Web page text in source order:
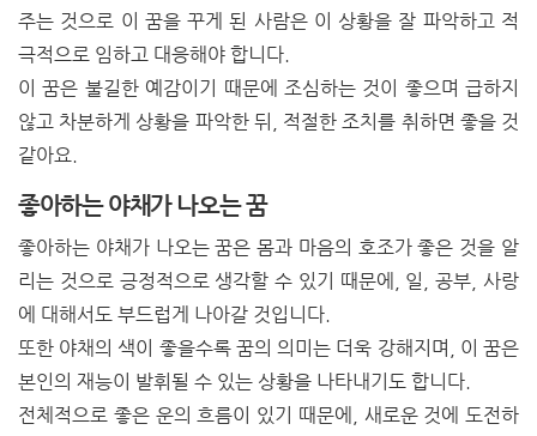
주는 것으로 이 꿈을 꾸게 된 사람은 이 상황을 잘 파악하고 적
극적으로 임하고 대응해야 합니다.
이 꿈은 불길한 예감이기 때문에 조심하는 것이 좋으며 급하지
않고 차분하게 상황을 파악한 뒤, 적절한 조치를 취하면 좋을 것
같아요.
좋아하는 야채가 나오는 꿈
좋아하는 야채가 나오는 꿈은 몸과 마음의 호조가 좋은 것을 알
리는 것으로 긍정적으로 생각할 수 있기 때문에, 일, 공부, 사랑
에 대해서도 부드럽게 나아갈 것입니다.
또한 야채의 색이 좋을수록 꿈의 의미는 더욱 강해지며, 이 꿈은
본인의 재능이 발휘될 수 있는 상황을 나타내기도 합니다.
전체적으로 좋은 운의 흐름이 있기 때문에, 새로운 것에 도전하